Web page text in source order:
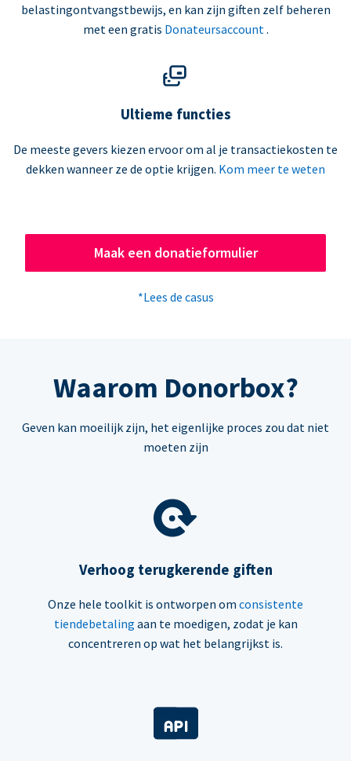
belastingontvangstbewijs, en kan zijn giften zelf beheren
met een gratis Donateursaccount .
Ultieme functies
De meeste gevers kiezen ervoor om al je transactiekosten te
dekken wanneer ze de optie krijgen. Kom meer te weten
Maak een donatieformulier
*Lees de casus
Waarom Donorbox?
Geven kan moeilijk zijn, het eigenlijke proces zou dat niet
moeten zijn
Verhoog terugkerende giften
Onze hele toolkit is ontworpen om consistente
tiendebetaling aan te moedigen, zodat je kan
concentreren op wat het belangrijkst is.